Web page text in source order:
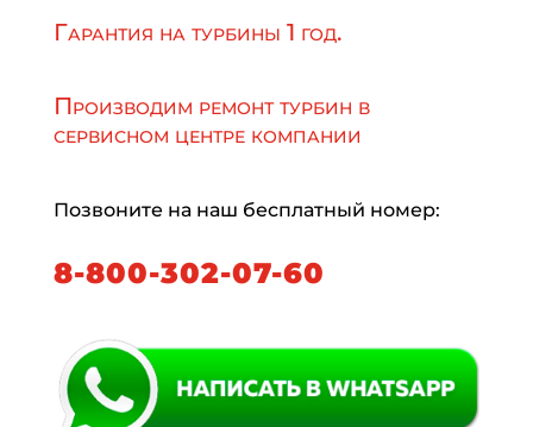
Гарантия на турбины 1 год.
Производим ремонт турбин в
сервисном центре компании
Позвоните на наш бесплатный номер:
8-800-302-07-60